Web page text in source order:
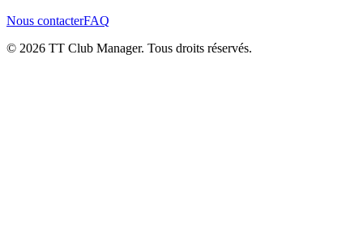
Nous contacterFAQ
© 2026 TT Club Manager. Tous droits réservés.